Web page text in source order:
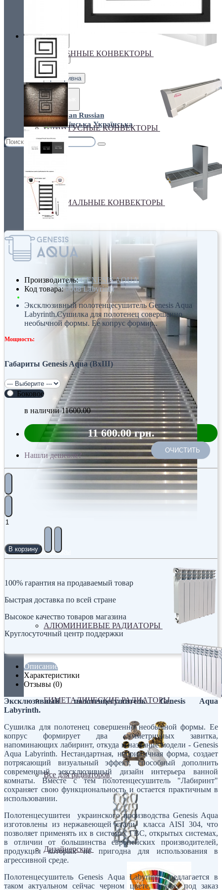
Украина, г.Киев. ул. Кирилловская,160А
грн. Валюта
€ Euro
грн. Гривна
Язык
Russian
Українська
НАСТЕННЫЕ КОНВЕКТОРЫ
ПЛИНТУСНЫЕ КОНВЕКТОРЫ
СПЕЦИАЛЬНЫЕ КОНВЕКТОРЫ
Радиаторы
АЛЮМИНИЕВЫЕ РАДИАТОРЫ
БИМЕТАЛИЧЕСКИЕ РАДИАТОРЫ
Все для радиаторов
Дизайнерские
Производитель:GENESIS AQUA
Код товара:#008 Labyrinth
Эксклюзивный полотенцесушитель Genesis Aqua
Labyrinth.Сушилка для полотенец совершенно
необычной формы. Ее копрус формир..
Мощность:
Габариты Genesis Aqua (ВхШ)
Боковое
в наличии11600.00
11 600.00 грн.
Нашли дешевле?
ОЧИСТИТЬ
В корзину
100% гарантия на продаваемый товар
Быстрая доставка по всей стране
Высокое качество товаров магазина
Круглосуточный центр поддержки
Описание
Характеристики
Отзывы (0)
Эксклюзивный полотенцесушитель Genesis Aqua
Labyrinth.
Сушилка для полотенец совершенно необычной формы. Ее
копрус формирует два симметричных завитка,
напоминающих лабиринт, откуда и название модели - Genesis
Aqua Labyrinth. Нестандартная, непривычная форма, создает
потрясающий визуальный эффект, способный дополнить
современный эексклюзивный дизайн интерьера ванной
комнаты. Вместе с тем полотенцесушитель "Лабиринт"
сохраняет свою функциональность и остается практичным в
использовании.
Полотенцесушитеи украинского производства Genesis Aqua
изготовлены из нержавеющей стали класса AISI 304, что
позволяет применять их в системах ГВС, открытых системах,
в отличии от большинства европейских производителей,
продукция которых не пригодна для использования в
агрессивной среде.
Полотенцесушитель Genesis Aqua Labyrinth предлагается в
таком актуальном сейчас черном цвете. Также, под заказ